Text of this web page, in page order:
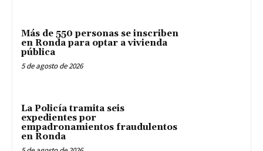
Más de 550 personas se inscriben
en Ronda para optar a vivienda
pública
5 de agosto de 2026
La Policía tramita seis
expedientes por
empadronamientos fraudulentos
en Ronda